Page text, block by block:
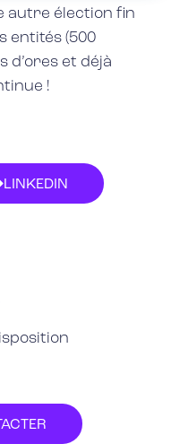
autre élection fin
entités (500
d’ores et déjà
!
LINKEDIN